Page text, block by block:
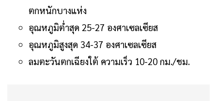
ตกหนักบางแห่ง
อุณหภูมิต่ำสุด 25-27 องศาเซลเซียส
อุณหภูมิสูงสุด 34-37 องศาเซลเซียส
ลมตะวันตกเฉียงใต้ ความเร็ว 10-20 กม./ชม.